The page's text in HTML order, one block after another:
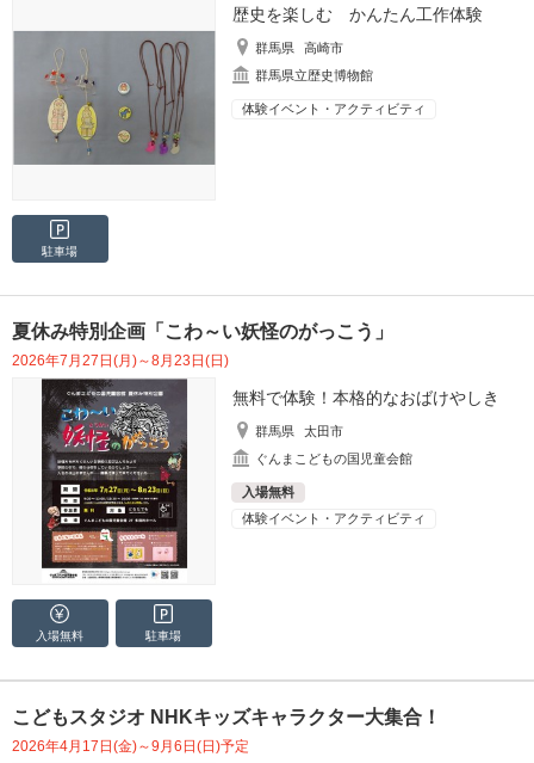
歴史を楽しむ かんたん工作体験
群馬県
高崎市
群馬県立歴史博物館
体験イベント・アクティビティ
駐車場
夏休み特別企画「こわ～い妖怪のがっこう」
2026年7月27日(月)～8月23日(日)
無料で体験！本格的なおばけやしき
群馬県
太田市
ぐんまこどもの国児童会館
入場無料
体験イベント・アクティビティ
入場無料 駐車場
こどもスタジオ NHKキッズキャラクター大集合！
2026年4月17日(金)～9月6日(日)予定